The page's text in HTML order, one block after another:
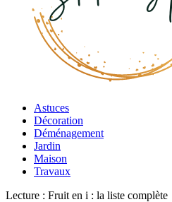
Astuces
Décoration
Déménagement
Jardin
Maison
Travaux
Lecture : Fruit en i : la liste complète